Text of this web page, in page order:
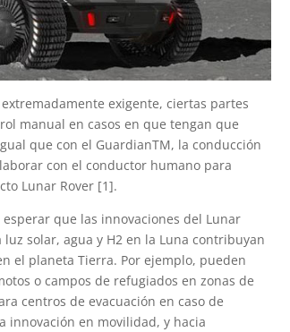
exigente, ciertas partes
manual en casos en que tengan que
que con el GuardianTM, la conducción
con el conductor humano para
Lunar Rover [1].
que las innovaciones del Lunar
solar, agua y H2 en la Luna contribuyan
el planeta Tierra. Por ejemplo, pueden
o campos de refugiados en zonas de
centros de evacuación en caso de
innovación en movilidad, y hacia